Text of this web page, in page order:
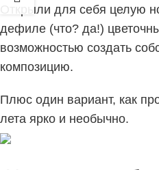
Открыли для себя целую
дефиле (что? да!)
возможностью создать
композицию.
Плюс один вариант, как
лета ярко и необычно.